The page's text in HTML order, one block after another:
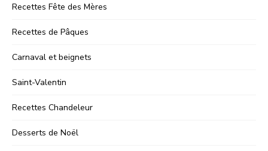
Recettes Fête des Mères
Recettes de Pâques
Carnaval et beignets
Saint-Valentin
Recettes Chandeleur
Desserts de Noël